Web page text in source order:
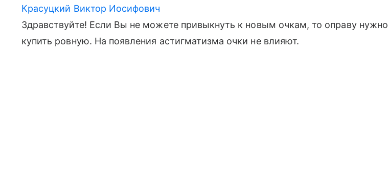
Красуцкий Виктор Иосифович
Здравствуйте! Если Вы не можете привыкнуть к новым очкам, то оправу нужно
купить ровную. На появления астигматизма очки не влияют.